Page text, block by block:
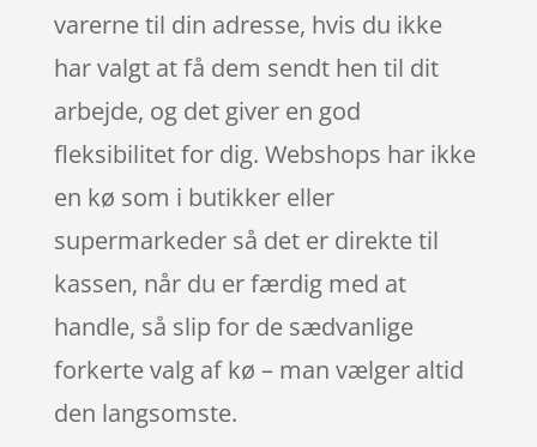
varerne til din adresse, hvis du ikke
har valgt at få dem sendt hen til dit
arbejde, og det giver en god
fleksibilitet for dig. Webshops har ikke
en kø som i butikker eller
supermarkeder så det er direkte til
kassen, når du er færdig med at
handle, så slip for de sædvanlige
forkerte valg af kø – man vælger altid
den langsomste.